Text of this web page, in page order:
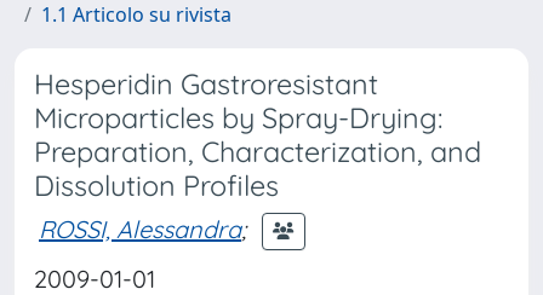
1.1 Articolo su rivista
Hesperidin Gastroresistant
Microparticles by Spray-Drying:
Preparation, Characterization, and
Dissolution Profiles
ROSSI, Alessandra;
2009-01-01